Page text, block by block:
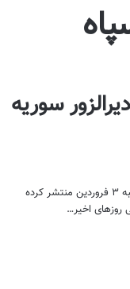
سوریه
خبرگزاری آناتولی در گزارشی که روز سه شنبه ۳ فروردین منتشر کرده
روزهای اخیر…